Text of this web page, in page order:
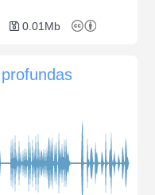
0.01Mb